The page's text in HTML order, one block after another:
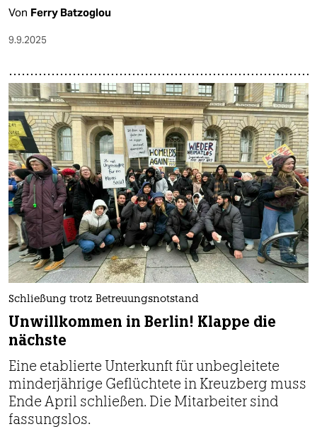
Von Ferry Batzoglou
9.9.2025
Schließung trotz Betreuungsnotstand
Unwillkommen in Berlin! Klappe die
nächste
Eine etablierte Unterkunft für unbegleitete
minderjährige Geflüchtete in Kreuzberg muss
Ende April schließen. Die Mit­ar­bei­te­r sind
fassungslos.